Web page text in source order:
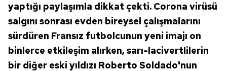
yaptığı paylaşımla dikkat çekti. Corona virüsü
salgını sonrası evden bireysel çalışmalarını
sürdüren Fransız futbolcunun yeni imajı on
binlerce etkileşim alırken, sarı-lacivertlilerin
bir diğer eski yıldızı Roberto Soldado'nun